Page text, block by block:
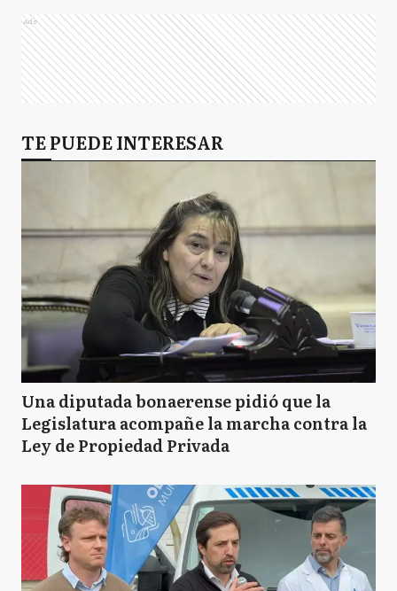
Ads
TE PUEDE INTERESAR
Una diputada bonaerense pidió que la
Legislatura acompañe la marcha contra la
Ley de Propiedad Privada